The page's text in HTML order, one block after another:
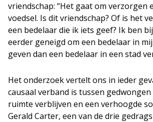
vriendschap: “Het gaat om verzorgen
voedsel. Is dit vriendschap? Of is het
een bedelaar die ik iets geef? Ik ben
eerder geneigd om een bedelaar in
geven dan een bedelaar in een stad
Het onderzoek vertelt ons in ieder
causaal verband is tussen
ruimte verblijven en een verhoogde
Gerald Carter, een van de drie